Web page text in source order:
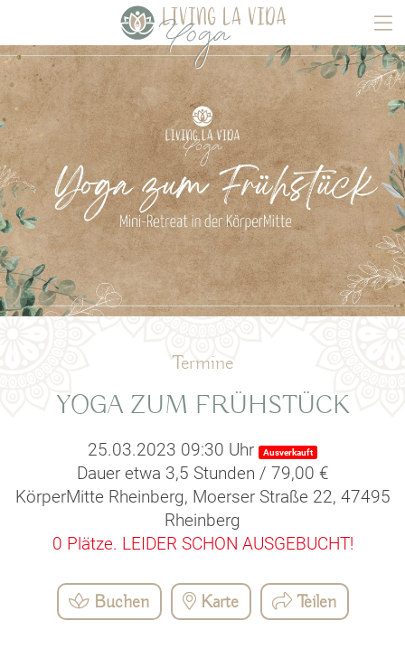
Termine
YOGA ZUM FRÜHSTÜCK
25.03.2023 09:30 Uhr Ausverkauft
Dauer etwa 3,5 Stunden / 79,00 €
KörperMitte Rheinberg, Moerser Straße 22, 47495
Rheinberg
0 Plätze. LEIDER SCHON AUSGEBUCHT!
Buchen Karte Teilen